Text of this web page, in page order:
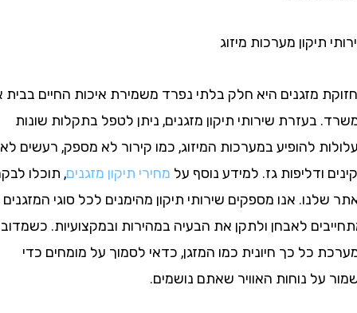
מערכות מיזוג
מזגנים היא חלק בלתי נפרד משמירת איכות החיים בבית או
שירותי תיקון מזגנים, ניתן לטפל בתקלות שונות
להופיע במערכות המיזוג, כמו קירור לא מספק, רעשים לא
ודליפות גז. למידע נוסף עלמחירי תיקון מזגנים, תוכלו לבקר
אנו מספקים שירותי תיקון מהימנים לכל סוגי המזגנים
לאבחן ולתקן את הבעיה במהירות ובמקצועיות. כשמדובר
כל כך חיונית כמו המזגן, כדאי לסמוך על מומחים כדי
נוחות האוויר שאתם נושמים.